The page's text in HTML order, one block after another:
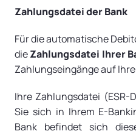
Zahlungsdatei der Bank
Für die automatische
dieZahlungsdatei Ihrer
Zahlungseingänge auf
Ihre Zahlungsdatei (ESR-
Sie sich in Ihrem E-
Bank befindet sich